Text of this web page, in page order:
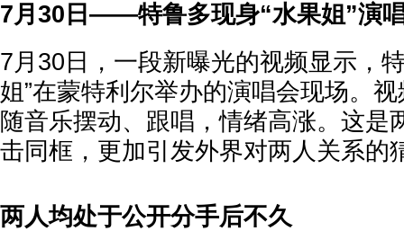
7月30日——特鲁多现身“水果姐”演
7月30日，一段新曝光的视频显示，
姐”在蒙特利尔举办的演唱会现场。
随音乐摆动、跟唱，情绪高涨。这是
击同框，更加引发外界对两人关系的
两人均处于公开分手后不久